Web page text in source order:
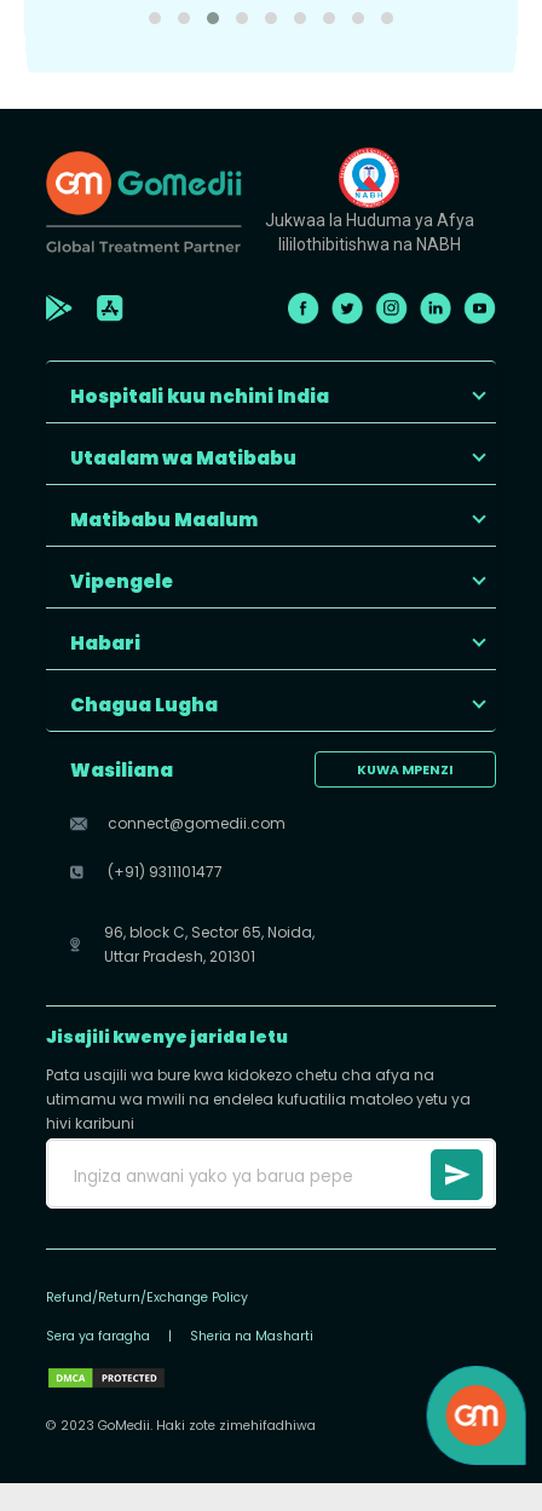
Jukwaa la Huduma ya Afya
lililothibitishwa na NABH
Hospitali kuu nchini India
Utaalam wa Matibabu
Matibabu Maalum
Vipengele
Habari
Chagua Lugha
KUWA MPENZI
Wasiliana
connect@gomedii.com
(+91) 9311101477
96, block C, Sector 65, Noida,
Uttar Pradesh, 201301
Jisajili kwenye jarida letu
Pata usajili wa bure kwa kidokezo chetu cha afya na
utimamu wa mwili na endelea kufuatilia matoleo yetu ya
hivi karibuni
Refund/Return/Exchange Policy
Sera ya faragha | Sheria na Masharti
© 2023 GoMedii. Haki zote zimehifadhiwa